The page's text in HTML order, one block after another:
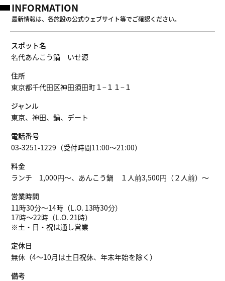
INFORMATION
最新情報は、各施設の公式ウェブサイト等でご確認ください。
スポット名
名代あんこう鍋 いせ源
住所
東京都千代田区神田須田町１−１１−１
ジャンル
東京、神田、鍋、デート
電話番号
03-3251-1229（受付時間11:00～21:00）
料金
ランチ 1,000円～、あんこう鍋 １人前3,500円（２人前）〜
営業時間
11時30分～14時（L.O. 13時30分）
17時～22時（L.O. 21時）
※土・日・祝は通し営業
定休日
無休（4～10月は土日祝休、年末年始を除く）
備考